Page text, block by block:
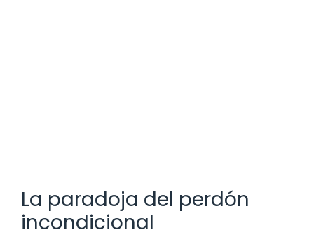
La paradoja del perdón
incondicional